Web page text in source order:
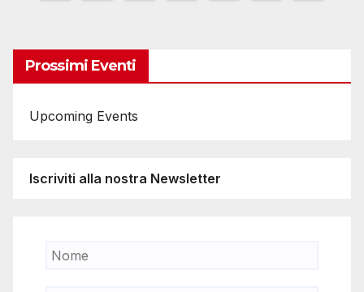
articoli
Prossimi Eventi
Upcoming Events
Iscriviti alla nostra Newsletter